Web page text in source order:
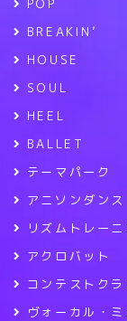
POP
BREAKIN’
HOUSE
SOUL
HEEL
BALLET
テーマパーク
アニソンダンス
リズムトレー
アクロバット
コンテストク
ヴォーカル・